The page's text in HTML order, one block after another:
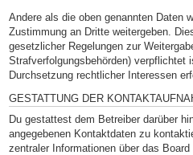
Andere als die oben genannten Daten
Zustimmung an Dritte weitergeben.
gesetzlicher Regelungen zur
Strafverfolgungsbehörden) verpflichtet
Durchsetzung rechtlicher Interessen
GESTATTUNG DER
Du gestattest dem Betreiber darüber
angegebenen Kontaktdaten zu
zentraler Informationen über das